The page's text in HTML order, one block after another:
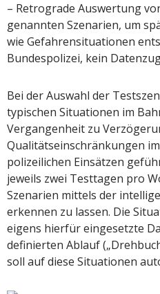
– Retrograde Auswertung
genannten Szenarien, um
wie Gefahrensituationen
Bundespolizei, kein
Bei der Auswahl der
typischen Situationen im
Vergangenheit zu
Qualitätseinschränkungen
polizeilichen Einsätzen
jeweils zwei Testtagen pro
Szenarien mittels der
erkennen zu lassen. Die
eigens hierfür eingesetzte
definierten Ablauf
soll auf diese Situationen